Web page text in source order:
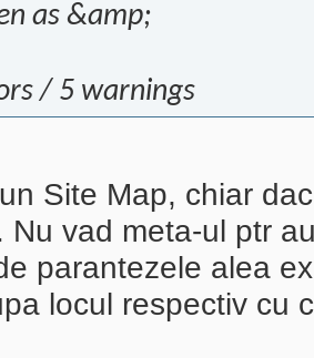
as &amp;
/ 5 warnings
Site Map, chiar
Nu vad meta-ul ptr
parantezele alea
locul respectiv cu